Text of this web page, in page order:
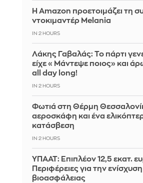
Η Amazon προετοιμάζει τη
ντοκιμαντέρ Melania
IN 2 HOURS
Λάκης Γαβαλάς: Το πάρτι
είχε «Μάντεψε ποιος» και
all day long!
IN 2 HOURS
Φωτιά στη Θέρμη
αεροσκάφη και ένα
κατάσβεση
IN 2 HOURS
ΥΠΑΑΤ: Επιπλέον 12,5 εκατ.
Περιφέρειες για την
βιοασφάλειας